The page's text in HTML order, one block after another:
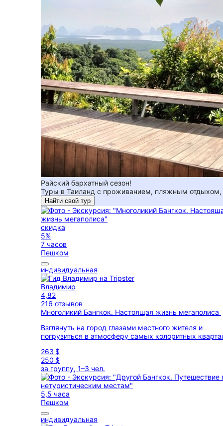
Райский бархатный сезон!
Туры в Таиланд с проживанием, пляжным отдыхом,
Найти свой тур
скидка
5%
7 часов
Пешком
индивидуальная
Владимир
4,82
216 отзывов
Многоликий Бангкок. Настоящая жизнь мегаполиса
Взглянуть на город глазами местного жителя и
погрузиться в атмосферу самых колоритных
263 $
250 $
за группу, 1–3 чел.
5,5 часа
Пешком
индивидуальная